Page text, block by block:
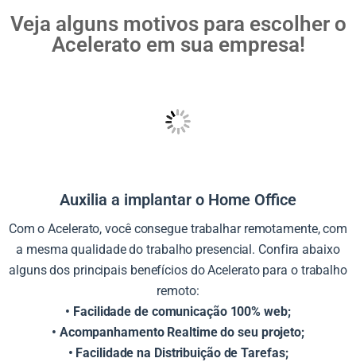
Veja alguns motivos para escolher o
Acelerato em sua empresa!
Auxilia a implantar o Home Office
Com o Acelerato, você consegue trabalhar remotamente, com
a mesma qualidade do trabalho presencial. Confira abaixo
alguns dos principais benefícios do Acelerato para o trabalho
remoto:
• Facilidade de comunicação 100% web;
• Acompanhamento Realtime do seu projeto;
• Facilidade na Distribuição de Tarefas;